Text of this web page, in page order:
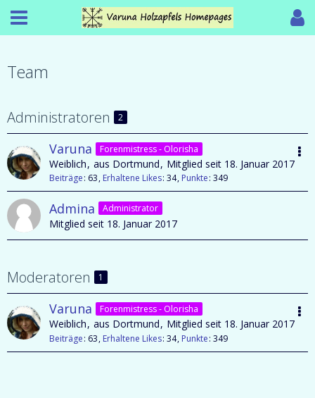
Team
Administratoren 2
Varuna Forenmistress - Olorisha
Weiblich aus Dortmund Mitglied seit 18. Januar 2017
Beiträge 63 Erhaltene Likes 34 Punkte 349
Admina Administrator
Mitglied seit 18. Januar 2017
Moderatoren 1
Varuna Forenmistress - Olorisha
Weiblich aus Dortmund Mitglied seit 18. Januar 2017
Beiträge 63 Erhaltene Likes 34 Punkte 349